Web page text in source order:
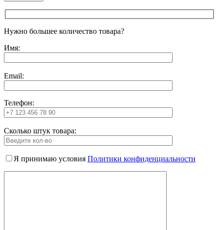
Нужно большее количество товара?
Имя:
Email:
Телефон:
Сколько штук товара:
Я принимаю условия Политики конфиденциальности